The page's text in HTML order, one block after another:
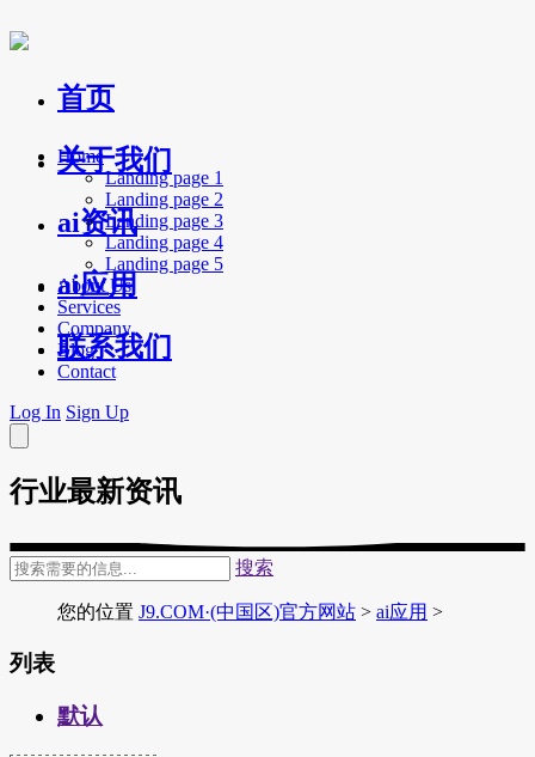
首页
关于我们
ai资讯
ai应用
联系我们
Home
Landing page 1
Landing page 2
Landing page 3
Landing page 4
Landing page 5
About Us
Services
Company
Blog
Contact
Log In Sign Up
行业最新资讯
搜索
您的位置 J9.COM·(中国区)官方网站 > ai应用 >
列表
默认